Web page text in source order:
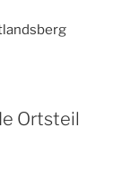
Ortsteil